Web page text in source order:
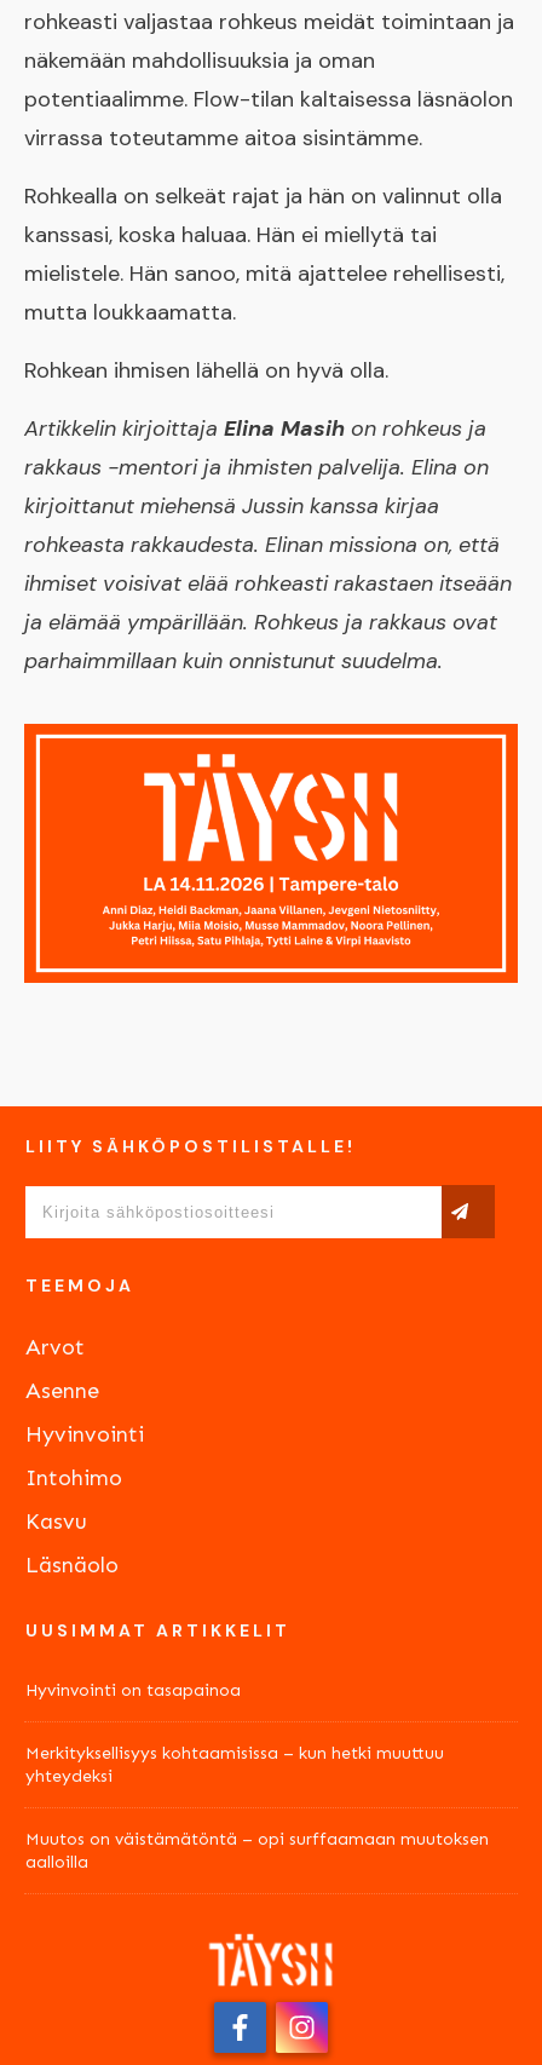
rohkeasti valjastaa rohkeus meidät toimintaan ja
näkemään mahdollisuuksia ja oman
potentiaalimme. Flow-tilan kaltaisessa läsnäolon
virrassa toteutamme aitoa sisintämme.
Rohkealla on selkeät rajat ja hän on valinnut olla
kanssasi, koska haluaa. Hän ei miellytä tai
mielistele. Hän sanoo, mitä ajattelee rehellisesti,
mutta loukkaamatta.
Rohkean ihmisen lähellä on hyvä olla.
Artikkelin kirjoittaja Elina Masih on rohkeus ja
rakkaus -mentori ja ihmisten palvelija. Elina on
kirjoittanut miehensä Jussin kanssa kirjaa
rohkeasta rakkaudesta. Elinan missiona on, että
ihmiset voisivat elää rohkeasti rakastaen itseään
ja elämää ympärillään. Rohkeus ja rakkaus ovat
parhaimmillaan kuin onnistunut suudelma.
UUSIMMAT ARTIKKELIT
Hyvinvointi on tasapainoa
Merkityksellisyys kohtaamisissa – kun hetki muuttuu
yhteydeksi
Muutos on väistämätöntä – opi surffaamaan muutoksen
aalloilla
TEEMOJA
Arvot
Asenne
Hyvinvointi
Intohimo
Kasvu
Läsnäolo
LIITY SÄHKÖPOSTILISTALLE!